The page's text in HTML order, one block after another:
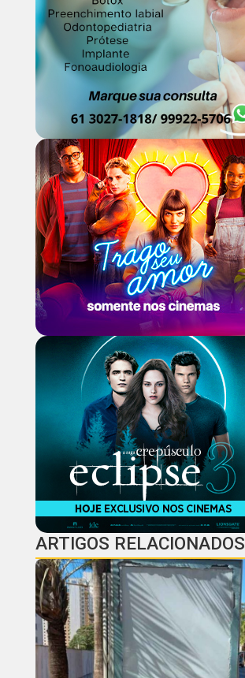
ARTIGOS RELACIONADOS